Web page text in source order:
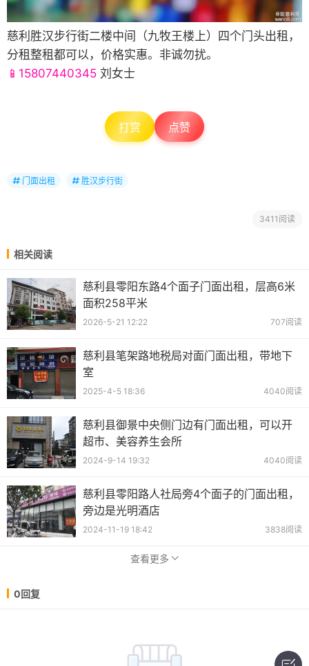
慈利胜汉步行街二楼中间（九牧王楼上）四个门头出租，
分租整租都可以，价格实惠。非诚勿扰。
📱15807440345 刘女士
打赏 点赞
门面出租 胜汉步行街
3411阅读
相关阅读
慈利县零阳东路4个面子门面出租，层高6米
面积258平米
2026-5-21 12:22 707阅读
慈利县笔架路地税局对面门面出租，带地下
室
2025-4-5 18:36 4040阅读
慈利县御景中央侧门边有门面出租，可以开
超市、美容养生会所
2024-9-14 19:32 4040阅读
慈利县零阳路人社局旁4个面子的门面出租，
旁边是光明酒店
2024-11-19 18:42 3838阅读
查看更多
0回复